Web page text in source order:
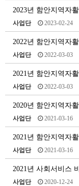
2023년 함안지역자
사업단 2023-02-24
2022년 함안지역자
사업단 2022-03-03
2021년 함안지역자
사업단 2022-03-03
2020년 함안지역자
사업단 2021-03-16
2021년 함안지역자
사업단 2021-03-16
2021년 사회서비스
사업단 2020-12-24